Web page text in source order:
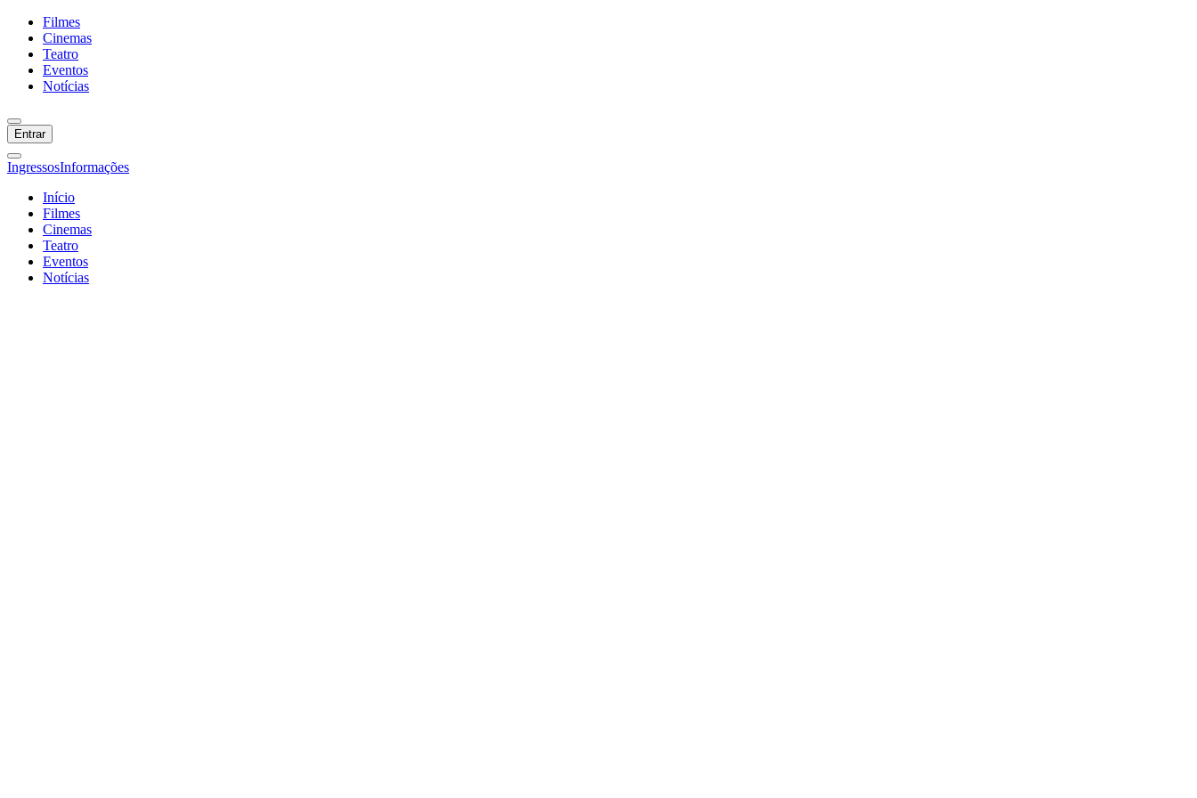
Filmes
Cinemas
Teatro
Eventos
Notícias
Entrar
IngressosInformações
Início
Filmes
Cinemas
Teatro
Eventos
Notícias